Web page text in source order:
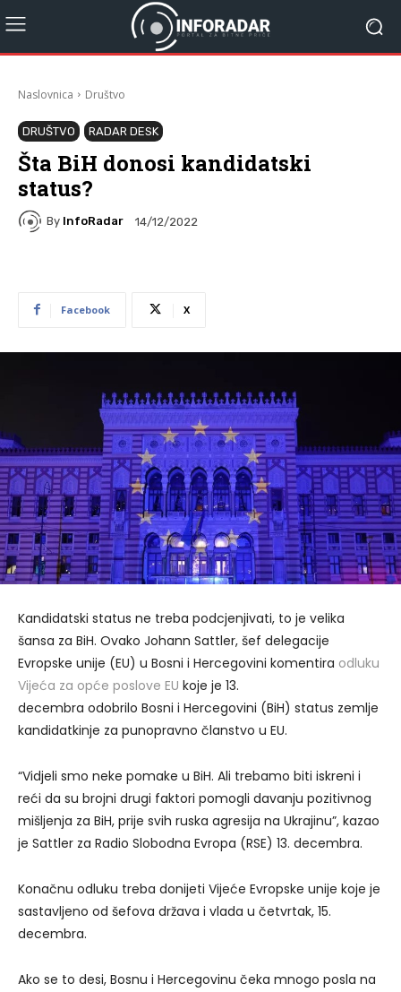
Naslovnica Društvo
DRUŠTVO RADAR DESK
Šta BiH donosi kandidatski
status?
By InfoRadar 14/12/2022
Facebook X
Kandidatski status ne treba podcjenjivati, to je velika
šansa za BiH. Ovako Johann Sattler, šef delegacije
Evropske unije (EU) u Bosni i Hercegovini komentira odluku
Vijeća za opće poslove EU koje je 13.
decembra odobrilo Bosni i Hercegovini (BiH) status zemlje
kandidatkinje za punopravno članstvo u EU.
“Vidjeli smo neke pomake u BiH. Ali trebamo biti iskreni i
reći da su brojni drugi faktori pomogli davanju pozitivnog
mišljenja za BiH, prije svih ruska agresija na Ukrajinu”, kazao
je Sattler za Radio Slobodna Evropa (RSE) 13. decembra.
Konačnu odluku treba donijeti Vijeće Evropske unije koje je
sastavljeno od šefova država i vlada u četvrtak, 15.
decembra.
Ako se to desi, Bosnu i Hercegovinu čeka mnogo posla na